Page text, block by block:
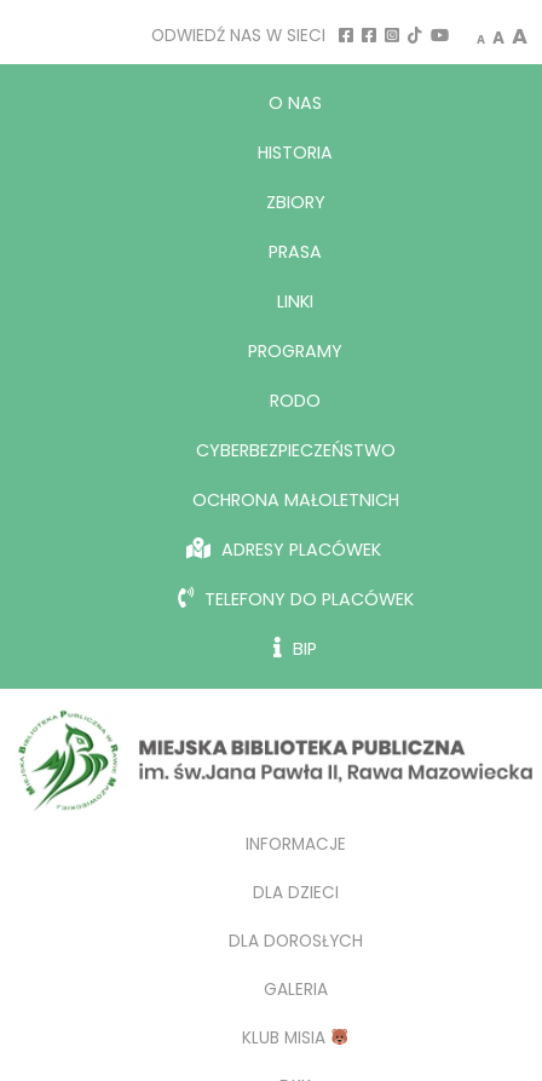
ODWIEDŹ NAS W SIECI A A A
O NAS
HISTORIA
ZBIORY
PRASA
LINKI
PROGRAMY
RODO
CYBERBEZPIECZEŃSTWO
OCHRONA MAŁOLETNICH
ADRESY PLACÓWEK
TELEFONY DO PLACÓWEK
BIP
INFORMACJE
DLA DZIECI
DLA DOROSŁYCH
GALERIA
KLUB MISIA